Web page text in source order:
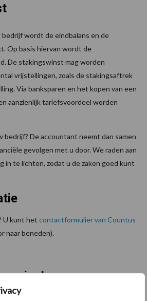
wordt de eindbalans en de
Op basis hiervan wordt de
De stakingswinst mag worden
vrijstellingen, zoals de stakingsaftrek
Via banksparen en het kopen van een
aanzienlijk tariefsvoordeel worden
bedrijf? De accountant neemt dan samen
gevolgen met u door. We raden aan
in te lichten, zodat u de zaken goed kunt
U kunt het contactformulier van Countus
naar beneden).
jou!